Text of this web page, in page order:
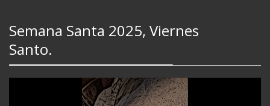
Semana Santa 2025, Viernes
Santo.